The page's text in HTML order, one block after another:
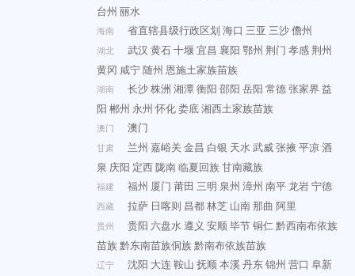
台州 丽水
海南 省直辖县级行政区划 海口 三亚 三沙儋州
湖北 武汉 黄石十堰 宜昌 襄阳 鄂州 荆门 孝感荆州
黄冈 咸宁随州 恩施土家族苗族
湖南 长沙株洲 湘潭衡阳 邵阳 岳阳 常德张家界 益
阳 郴州 永州 怀化娄底湘西土家族苗族
澳门 澳门
甘肃 兰州 嘉峪关 金昌 白银 天水武威张掖平凉酒
泉 庆阳 定西陇南临夏回族甘南藏族
福建 福州 厦门 莆田 三明 泉州 漳州 南平龙岩宁德
西藏 拉萨 日喀则 昌都林芝 山南那曲 阿里
贵州 贵阳 六盘水遵义 安顺毕节铜仁黔西南布依族
苗族黔东南苗族侗族黔南布依族苗族
辽宁 沈阳 大连鞍山 抚顺本溪丹东锦州 营口 阜新